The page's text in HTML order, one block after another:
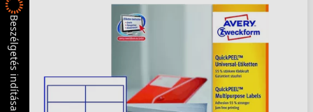
Beszélgetés indítása